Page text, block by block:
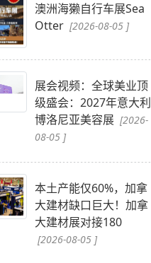
澳洲海獭自行车展Sea
Otter [2026-08-05 ]
展会视频：全球美业顶
级盛会：2027年意大利
博洛尼亚美容展 [2026-
08-05 ]
本土产能仅60%，加拿
大建材缺口巨大！加拿
大建材展对接180
[2026-08-05 ]